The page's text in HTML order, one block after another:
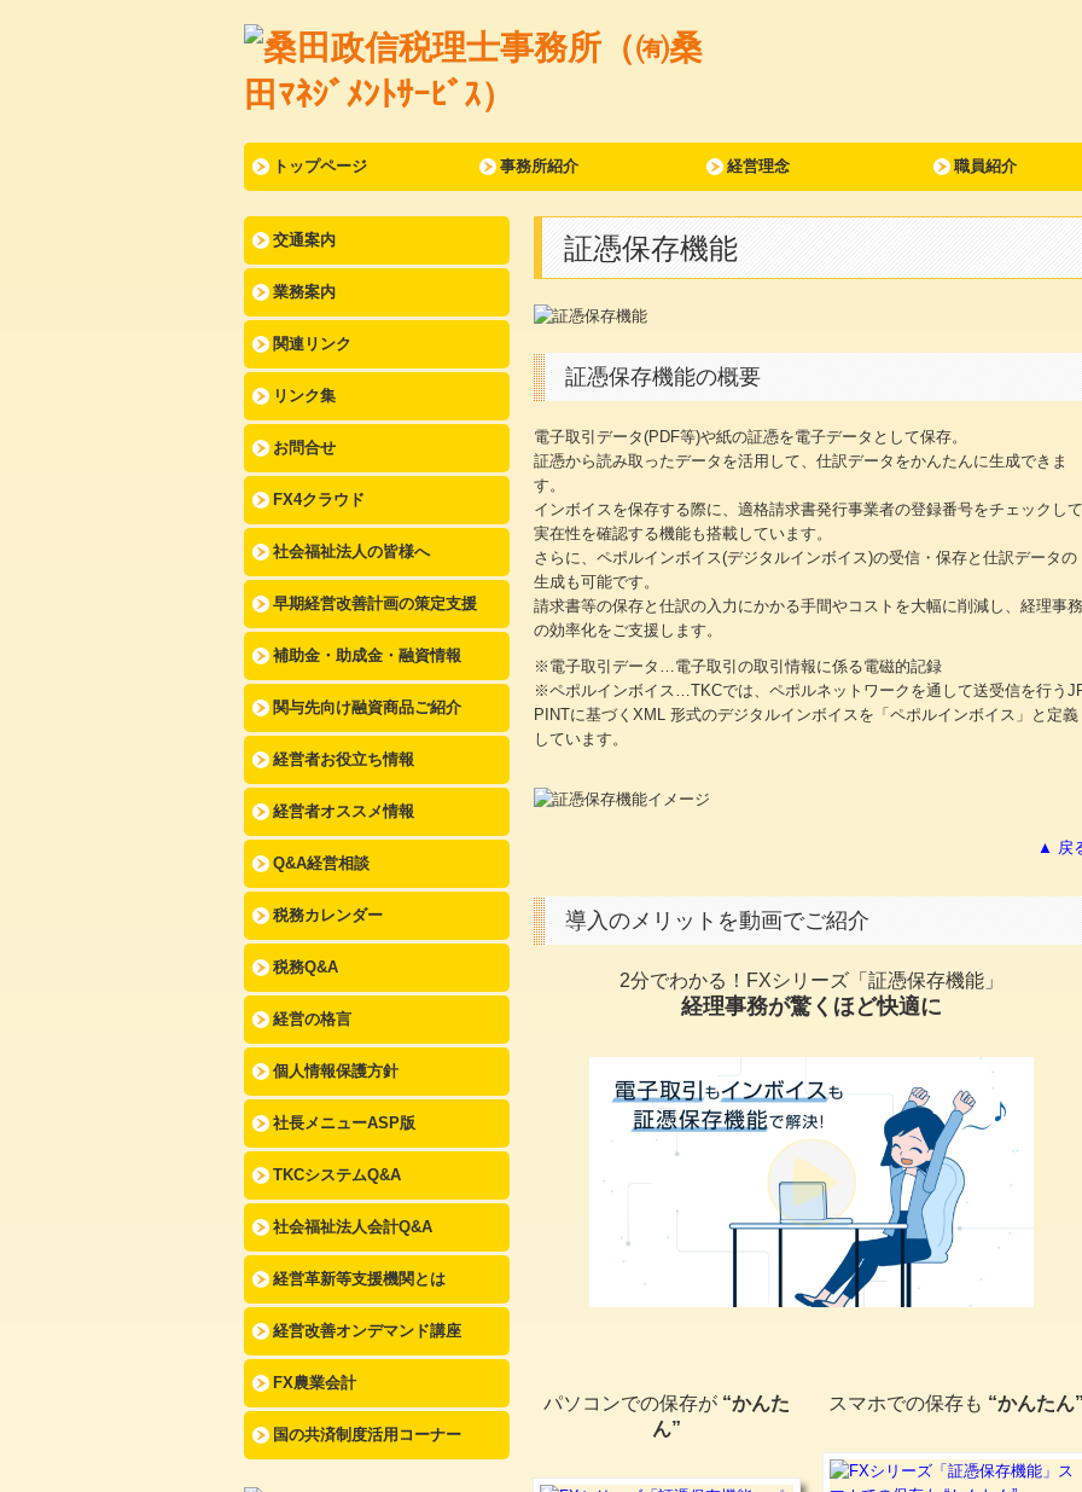
トップページ 事務所紹介 経営理念 職員紹介
交通案内
業務案内
関連リンク
リンク集
お問合せ
FX4クラウド
社会福祉法人の皆様へ
早期経営改善計画の策定支援
補助金・助成金・融資情報
関与先向け融資商品ご紹介
経営者お役立ち情報
経営者オススメ情報
Q&A経営相談
税務カレンダー
税務Q&A
経営の格言
個人情報保護方針
社長メニューASP版
TKCシステムQ&A
社会福祉法人会計Q&A
経営革新等支援機関とは
経営改善オンデマンド講座
FX農業会計
国の共済制度活用コーナー
証憑保存機能
証憑保存機能の概要
電子取引データ(PDF等)や紙の証憑を電子データとして保存。
証憑から読み取ったデータを活用して、仕訳データをかんたんに生成できま
す。
インボイスを保存する際に、適格請求書発行事業者の登録番号をチェックして
実在性を確認する機能も搭載しています。
さらに、ペポルインボイス(デジタルインボイス)の受信・保存と仕訳データの
生成も可能です。
請求書等の保存と仕訳の入力にかかる手間やコストを大幅に削減し、経理事務
の効率化をご支援します。
※電子取引データ…電子取引の取引情報に係る電磁的記録
※ペポルインボイス…TKCでは、ペポルネットワークを通して送受信を行う
PINTに基づくXML 形式のデジタルインボイスを「ペポルインボイス」と定義
しています。
▲ 戻
導入のメリットを動画でご紹介
2分でわかる！FXシリーズ「証憑保存機能」
経理事務が驚くほど快適に
パソコンでの保存が “かんた
ん”
スマホでの保存も “かんたん